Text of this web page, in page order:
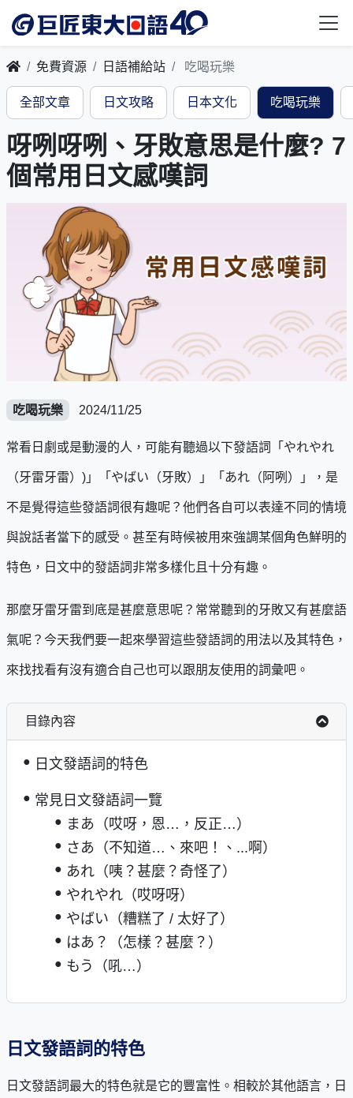
免費資源 日語補給站 吃喝玩樂
全部文章 日文攻略 日本文化 吃喝玩樂
呀咧呀咧、牙敗意思是什麼? 7
個常用日文感嘆詞
吃喝玩樂 2024/11/25
常看日劇或是動漫的人，可能有聽過以下發語詞「やれやれ
（牙雷牙雷）)」「やばい（牙敗）」「あれ（阿咧）」，是
不是覺得這些發語詞很有趣呢？他們各自可以表達不同的情境
與說話者當下的感受。甚至有時候被用來強調某個角色鮮明的
特色，日文中的發語詞非常多樣化且十分有趣。
那麼牙雷牙雷到底是甚麼意思呢？常常聽到的牙敗又有甚麼語
氣呢？今天我們要一起來學習這些發語詞的用法以及其特色，
來找找看有沒有適合自己也可以跟朋友使用的詞彙吧。
目錄內容
日文發語詞的特色
常見日文發語詞一覽
まあ（哎呀，恩…，反正…）
さあ（不知道…、來吧！、...啊）
あれ（咦？甚麼？奇怪了）
やれやれ（哎呀呀）
やばい（糟糕了 / 太好了）
はあ？（怎樣？甚麼？）
もう（吼…）
日文發語詞的特色
日文發語詞最大的特色就是它的豐富性。相較於其他語言，日